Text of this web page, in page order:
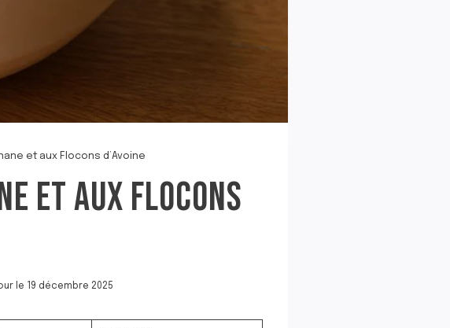
et aux Flocons d’Avoine
ET AUX FLOCONS
le 19 décembre 2025